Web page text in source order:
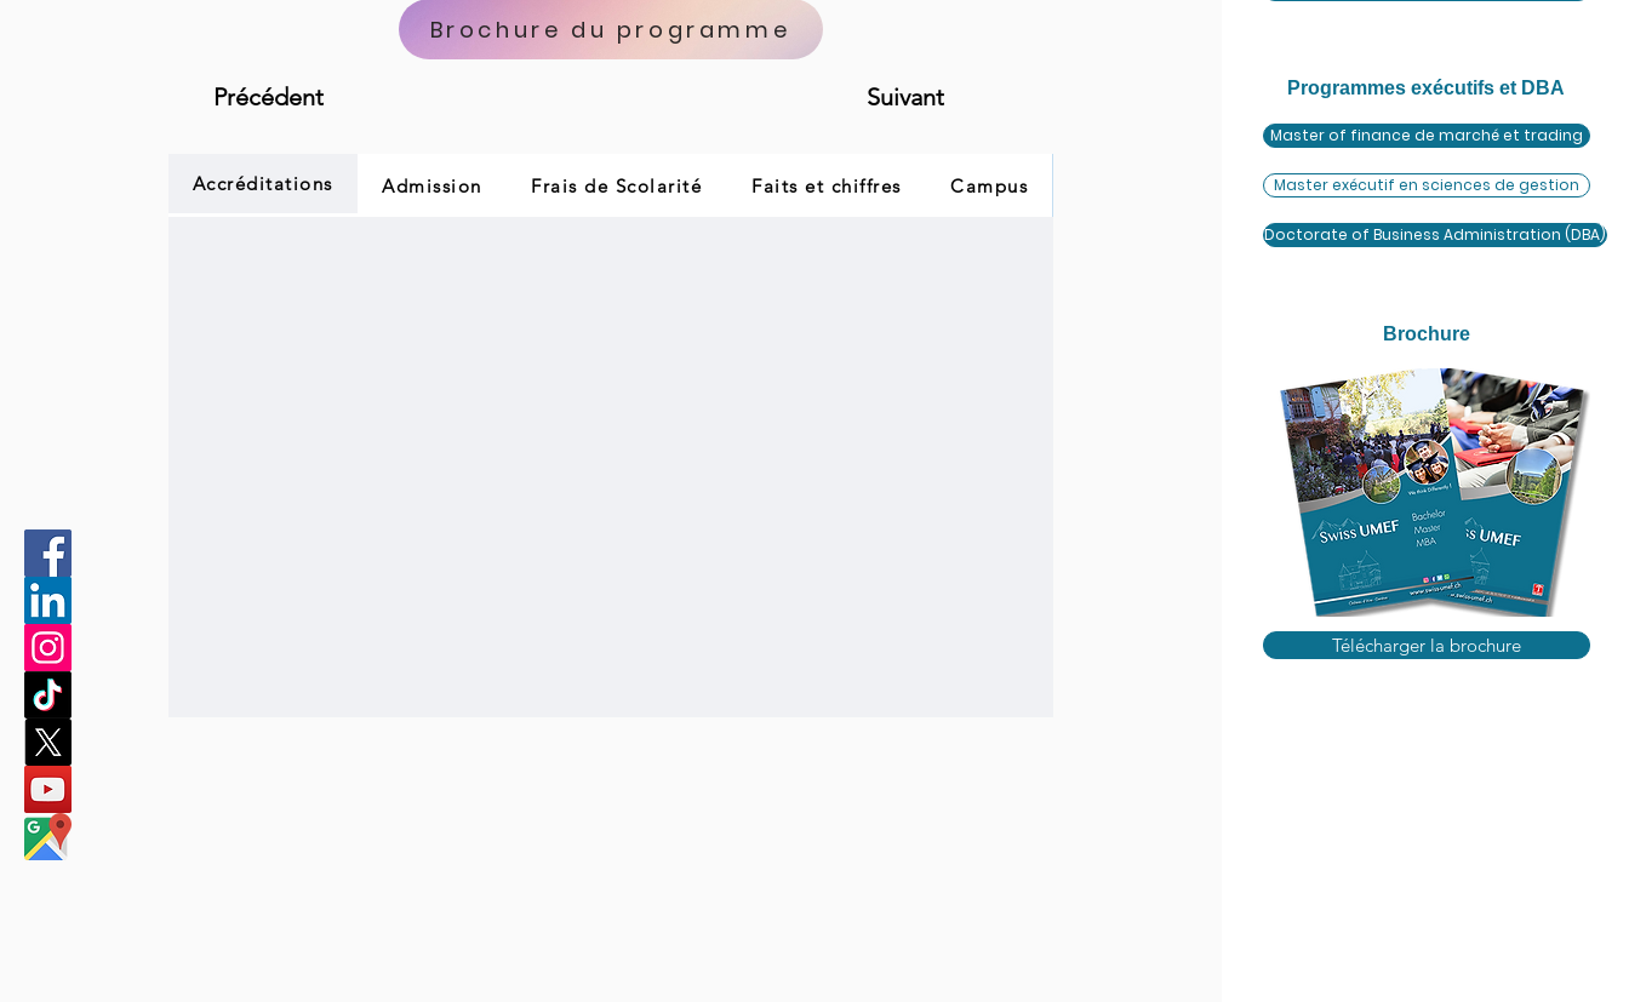
Brochure du programme
Précédent Suivant
Accréditations Admission Frais de Scolarité Faits et chiffres Campus
Programmes exécutifs et DBA
Master of finance de marché et trading
Master exécutif en sciences de gestion
Doctorate of Business Administration (DBA)
Brochure
Télécharger la brochure